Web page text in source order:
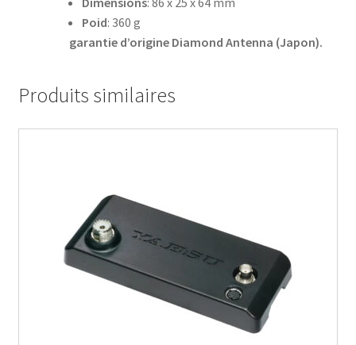
Poid: 360 g
garantie d’origine Diamond Antenna (Japon).
Produits similaires